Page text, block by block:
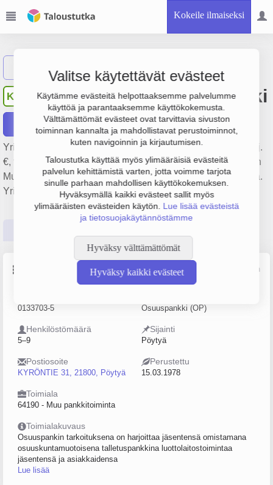
Kokeile ilmaiseksi
Valitse käytettävät evästeet
Käytämme evästeitä helpottaaksemme palvelumme
käyttöä ja parantaaksemme käyttökokemusta.
Välttämättömät evästeet ovat tarvittavia sivuston
toiminnan kannalta ja mahdollistavat perustoiminnot,
kuten navigoinnin ja kirjautumisen.
Taloustutka käyttää myös ylimääräisiä evästeitä
palvelun kehittämistä varten, jotta voimme tarjota
sinulle parhaan mahdollisen käyttökokemuksen.
Hyväksymällä kaikki evästeet sallit myös
ylimääräisten evästeiden käytön. Lue lisää evästeistä
ja tietosuojakäytännöstämme
Hyväksy välttämättömät
Hyväksy kaikki evästeet
KS Kyrön Seudun Osuuspankki
Raportit
Yrityksen Kyrön Seudun Osuuspankki liikevaihto on 1.8 milj.
€, tulos 342 000 € ja henkilöstömäärä 9. Sen päätoimiala on
Muu pankkitoiminta, perustamisvuosi 1978 ja sijainti Pöytyä.
Yrityksen yhtiömuoto Osuuspankki (OP).
Lähde: YTJ, PRH, Traficom
0133703-5 Osuuspankki (OP)
Henkilöstömäärä
5–9
Sijainti
Pöytyä
Postiosoite
KYRÖNTIE 31, 21800, Pöytyä
Perustettu
15.03.1978
Toimiala
64190 - Muu pankkitoiminta
Toimialakuvaus
Osuuspankin tarkoituksena on harjoittaa jäsentensä omistamana
osuuskuntamuotoisena talletuspankkina luottolaitostoimintaa
jäsentensä ja asiakkaidensa
Lue lisää